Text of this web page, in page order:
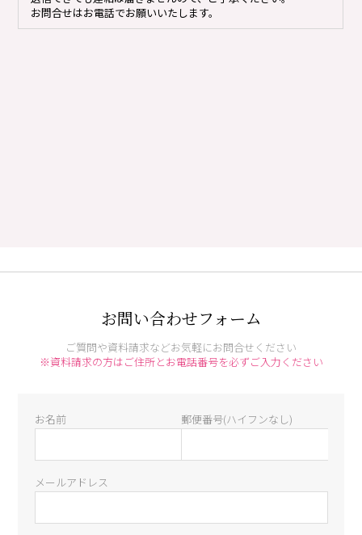
お問合せはお電話でお願いいたします。
お問い合わせフォーム
ご質問や資料請求などお気軽にお問合せください
※資料請求の方はご住所とお電話番号を必ずご入力ください
お名前 郵便番号(ハイフンなし)
メールアドレス